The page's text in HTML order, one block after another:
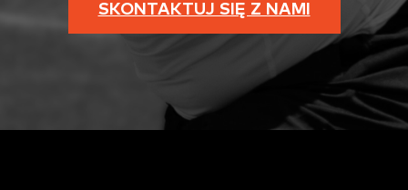
SKONTAKTUJ SIĘ Z NAMI